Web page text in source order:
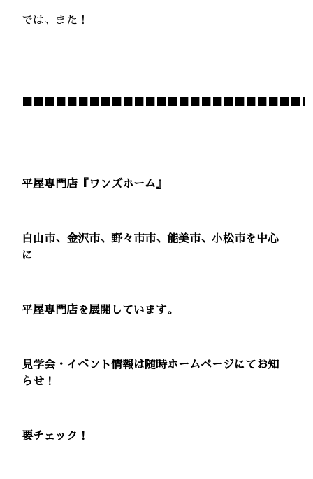
では、また！
平屋専門店『ワンズホーム』
白山市、金沢市、野々市市、能美市、小松市を中心
に
平屋専門店を展開しています。
見学会・イベント情報は随時ホームページにてお知
らせ！
要チェック！